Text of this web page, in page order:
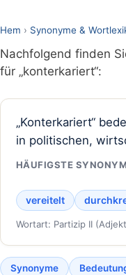
Hem › Synonyme &
Nachfolgend finden
für „konterkariert“:
„Konterkariert“
in politischen,
HÄUFIGSTE
vereitelt
Wortart: Partizip II
Synonyme